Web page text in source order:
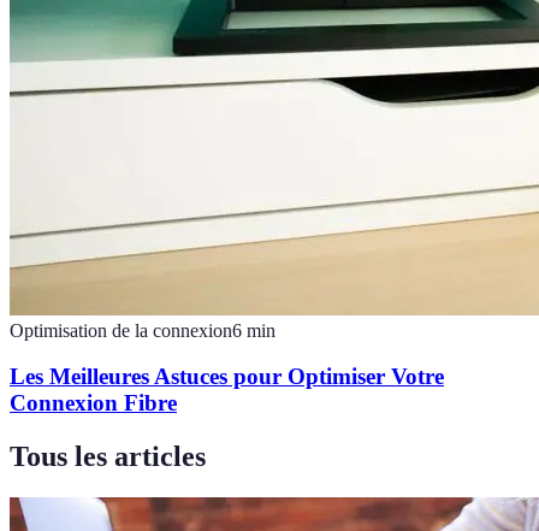
Optimisation de la connexion6 min
Les Meilleures Astuces pour Optimiser Votre
Connexion Fibre
Tous les articles